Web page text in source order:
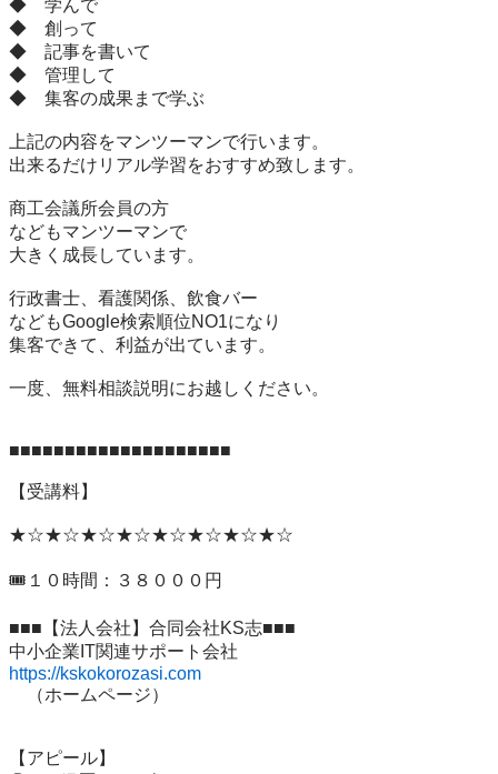
◆　学んで
◆　創って
◆　記事を書いて
◆　管理して
◆　集客の成果まで学ぶ
上記の内容をマンツーマンで行います。
出来るだけリアル学習をおすすめ致します。
商工会議所会員の方
などもマンツーマンで
大きく成長しています。
行政書士、看護関係、飲食バー
などもGoogle検索順位NO1になり
集客できて、利益が出ています。
一度、無料相談説明にお越しください。
■■■■■■■■■■■■■■■■■■■■
【受講料】
★☆★☆★☆★☆★☆★☆★☆★☆
🎟️１０時間：３８０００円
■■■【法人会社】合同会社KS志■■■
https://kskokorozasi.com
（ホームページ）
【アピール】